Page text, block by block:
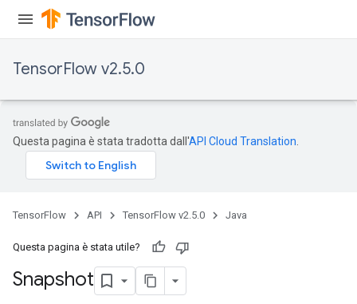
TensorFlow v2.5.0
Questa pagina è stata tradotta dall'API Cloud Translation
TensorFlow API TensorFlow v2.5.0 Java
Questa pagina è stata utile?
Snapshot